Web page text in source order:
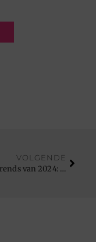
VOLGENDE
Lampentrends van 2024: Van duurzame verlichting tot slimme lampen